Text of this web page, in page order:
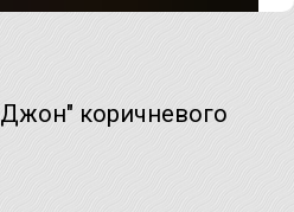
коричневого